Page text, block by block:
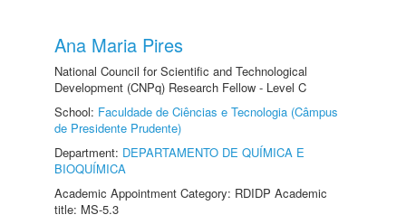
Ana Maria Pires
National Council for Scientific and Technological
Development (CNPq) Research Fellow - Level C
School: Faculdade de Ciências e Tecnologia (Câmpus
de Presidente Prudente)
Department: DEPARTAMENTO DE QUÍMICA E
BIOQUÍMICA
Academic Appointment Category: RDIDP Academic
title: MS-5.3